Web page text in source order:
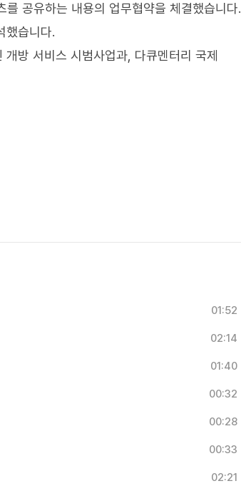
공유하는 내용의 업무협약을 체결했습니다.
했습니다.
방 서비스 시범사업과, 다큐멘터리 국제
01:52
02:14
01:40
00:32
00:28
00:33
02:21